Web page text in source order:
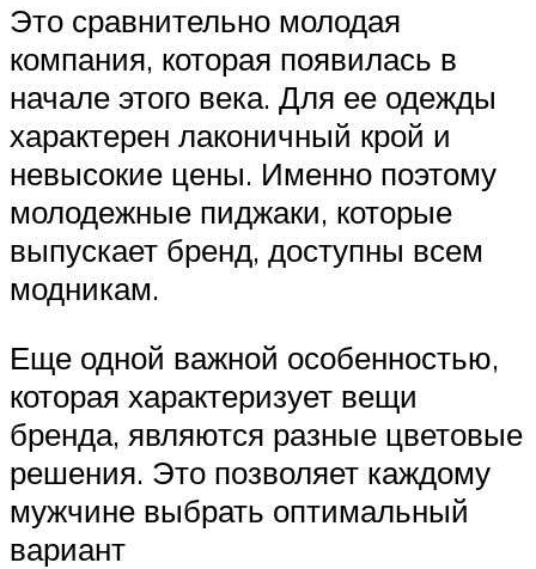
Это сравнительно молодая
компания, которая появилась в
начале этого века. Для ее одежды
характерен лаконичный крой и
невысокие цены. Именно поэтому
молодежные пиджаки, которые
выпускает бренд, доступны всем
модникам.
Еще одной важной особенностью,
которая характеризует вещи
бренда, являются разные цветовые
решения. Это позволяет каждому
мужчине выбрать оптимальный
вариант